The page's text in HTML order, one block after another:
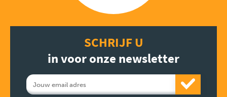
SCHRIJF U
in voor onze newsletter